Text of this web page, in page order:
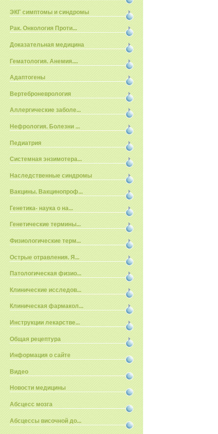
ЭКГ симптомы и синдромы
Рак. Онкология Проти...
Доказательная медицина
Гематология. Анемия....
Адаптогены
Вертеброневрология
Аллергические заболе...
Нефрология. Болезни ...
Педиатрия
Системная энзимотера...
Наследственные синдромы
Вакцины. Вакцинопроф...
Генетика- наука о на...
Генетические термины...
Физиологические терм...
Острые отравления. Я...
Патологическая физио...
Клинические исследов...
Клиническая фармакол...
Инструкции лекарстве...
Общая рецептура
Информация о сайте
Видео
Новости медицины
Абсцесс мозга
Абсцессы височной до...